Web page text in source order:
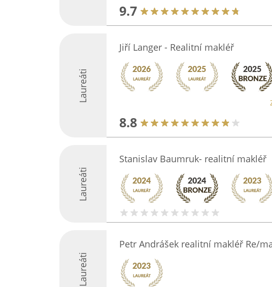
9.7
Laureáti
Jiří Langer - Realitní makléř
8.8
Laureáti
Stanislav Baumruk- realitní makléř
Laureáti
Petr Andrášek realitní makléř Re/